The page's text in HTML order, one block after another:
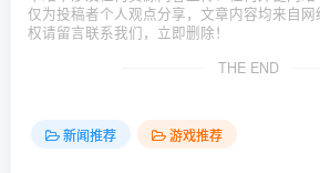
仅为投稿者个人观点分享，文章内容均来自
权请留言联系我们，立即删除！
THE END
新闻推荐 游戏推荐